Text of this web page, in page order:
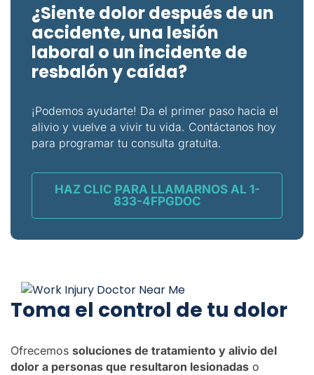
¿Siente dolor después de un
accidente, una lesión
laboral o un incidente de
resbalón y caída?
¡Podemos ayudarte! Da el primer paso hacia el
alivio y vuelve a vivir tu vida. Contáctanos hoy
para programar tu consulta gratuita.
HAZ CLIC PARA LLAMARNOS AL 1-
833-4FPGDOC
Toma el control de tu dolor
Ofrecemos soluciones de tratamiento y alivio del
dolor a personas que resultaron lesionadas o